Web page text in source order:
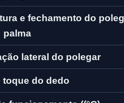
e fechamento do
palma
lateral do polegar
toque do dedo